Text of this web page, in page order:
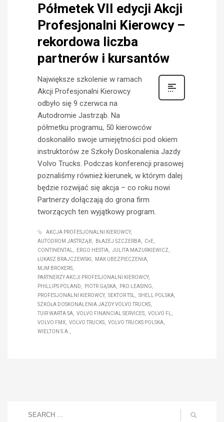
Półmetek VII edycji Akcji
Profesjonalni Kierowcy –
rekordowa liczba
partnerów i kursantów
Największe szkolenie w ramach
Akcji Profesjonalni Kierowcy
odbyło się 9 czerwca na
Autodromie Jastrząb. Na
półmetku programu, 50 kierowców
doskonaliło swoje umiejętności pod okiem
instruktorów ze Szkoły Doskonalenia Jazdy
Volvo Trucks. Podczas konferencji prasowej
poznaliśmy również kierunek, w którym dalej
będzie rozwijać się akcja – co roku nowi
Partnerzy dołączają do grona firm
tworzących ten wyjątkowy program.
AKCJA PROFESJONALNI KIEROWCY
AUTODROM JASTRZĄB
BŁAŻEJ SZCZERBA
C+E
CONTINENTAL
ERGO HESTIA
JULITA MAZURKIEWICZ
ŁUKASZ BRAJCZEWSKI
MAK UBEZPIECZENIA
MJM BROKERS
PARTNERZY AKCJI PROFESJONALNI KIEROWCY
PHILLIPS POLAND
PIOTR GĄSKA
PKO LEASING
PROFESJONALNI KIEROWCY
SEKTOR TSL
SHELL POLSKA
SZKOŁA DOSKONALENIA JAZDY VOLVO TRUCKS
TUIR WARTA SA
VOLVO FINANCIAL SERVICES
VOLVO FL
VOLVO FMX
VOLVO TRUCKS
VOLVO TRUCKS POLSKA
WIELTON S.A.